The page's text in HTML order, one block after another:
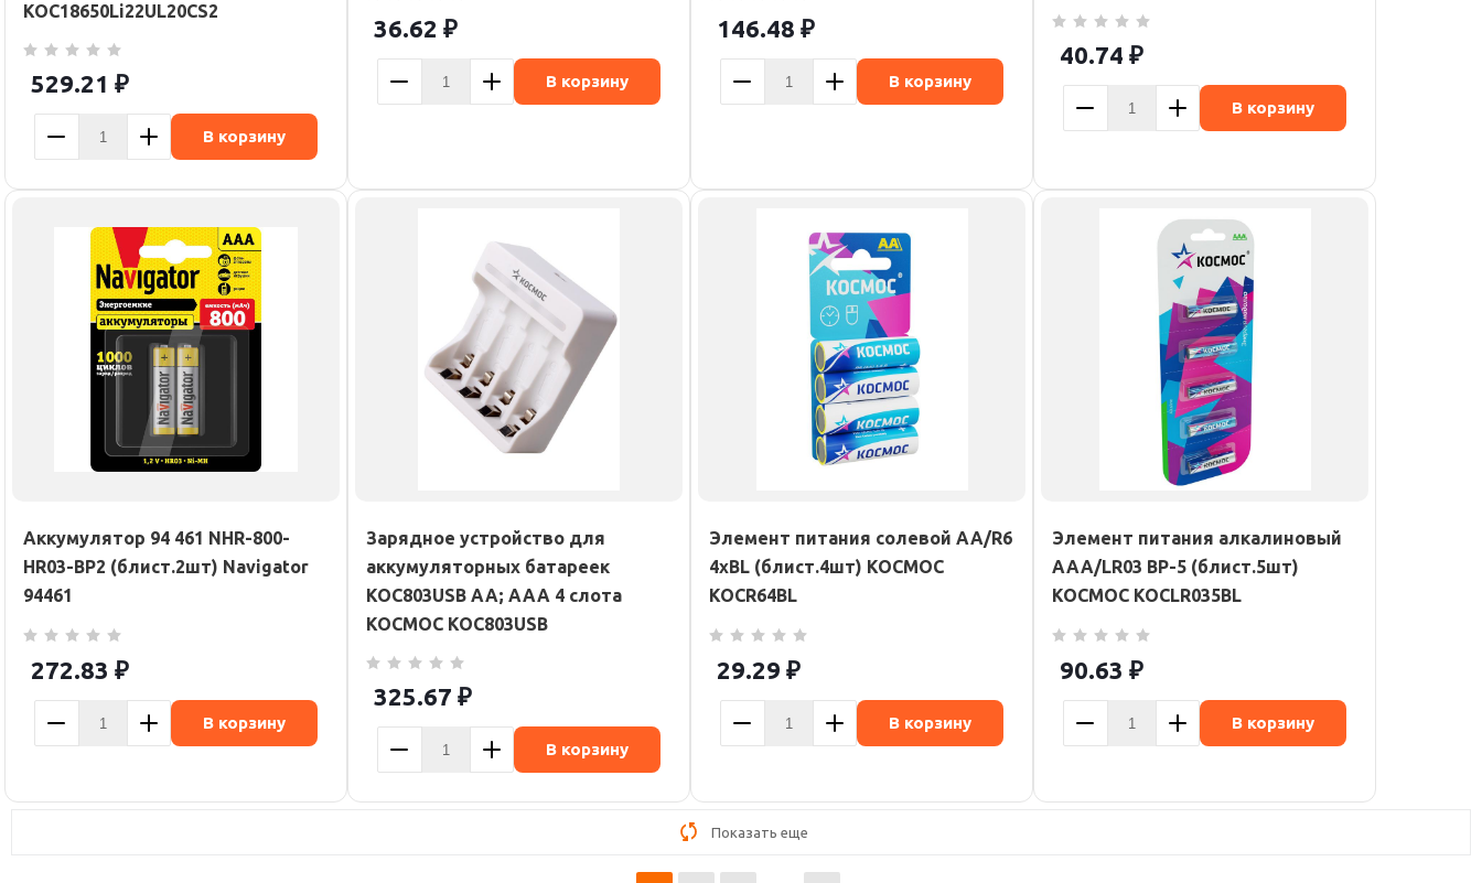
KOC18650Li22UL20CS2
529.21 ₽
В корзину
36.62 ₽
В корзину
146.48 ₽
В корзину
40.74 ₽
В корзину
Аккумулятор 94 461 NHR-800-
HR03-BP2 (блист.2шт) Navigator
94461
272.83 ₽
В корзину
Зарядное устройство для
аккумуляторных батареек
KOC803USB AA; AAA 4 слота
КОСМОС KOC803USB
325.67 ₽
В корзину
Элемент питания солевой AA/R6
4хBL (блист.4шт) КОСМОС
KOCR64BL
29.29 ₽
В корзину
Элемент питания алкалиновый
AAA/LR03 BP-5 (блист.5шт)
КОСМОС KOCLR035BL
90.63 ₽
В корзину
Показать еще